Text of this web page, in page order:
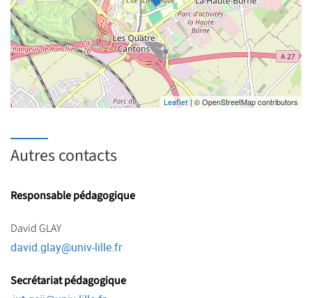
Leaflet | © OpenStreetMap contributors
Autres contacts
Responsable pédagogique
David GLAY
david.glay@univ-lille.fr
Secrétariat pédagogique